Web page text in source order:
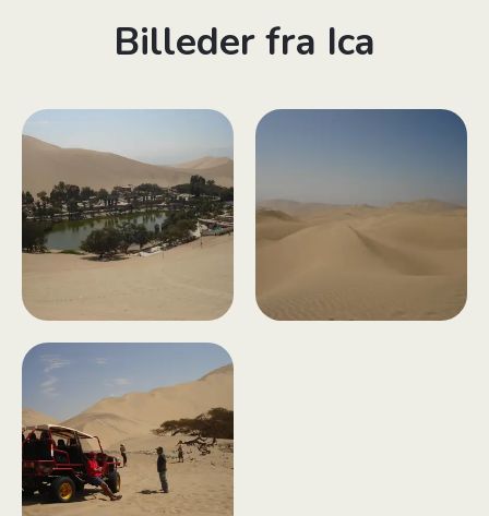
Billeder fra Ica